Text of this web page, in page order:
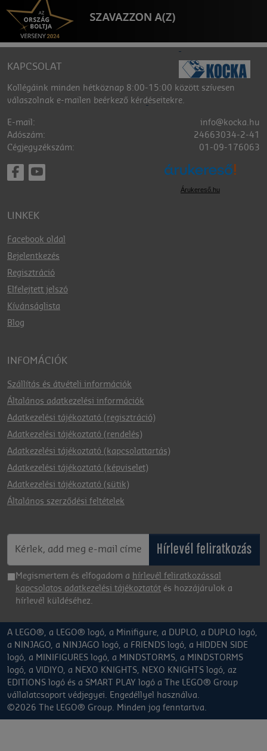
KAPCSOLAT
Kollégáink minden hétköznap 8:00-15:00 között szívesen
válaszolnak e-mailen beérkező kérdéseitekre.
E-mail:
info@kocka.hu
Adószám:
24663034-2-41
Cégjegyzékszám:
01-09-176063
Árukereső.hu
LINKEK
Facebook oldal
Bejelentkezés
Regisztráció
Elfelejtett jelszó
Kívánságlista
Blog
INFOMÁCIÓK
Szállítás és átvételi információk
Általános adatkezelési információk
Adatkezelési tájékoztató (regisztráció)
Adatkezelési tájékoztató (rendelés)
Adatkezelési tájékoztató (kapcsolattartás)
Adatkezelési tájékoztató (képviselet)
Adatkezelési tájékoztató (sütik)
Általános szerződési feltételek
Hírlevél feliratkozás
Megismertem és elfogadom a hírlevél feliratkozással
kapcsolatos adatkezelési tájékoztatót és hozzájárulok a
hírlevél küldéséhez.
A LEGO®, a LEGO® logó, a Minifigure, a DUPLO, a DUPLO logó,
a NINJAGO, a NINJAGO logó, a FRIENDS logó, a HIDDEN SIDE
logó, a MINIFIGURES logó, a MINDSTORMS, a MINDSTORMS
logó, a VIDIYO, a NEXO KNIGHTS, NEXO KNIGHTS logó, az
EDITIONS logó és a SMART PLAY logó a The LEGO® Group
vállalatcsoport védjegyei. Engedéllyel használva.
©2026 The LEGO® Group. Minden jog fenntartva.